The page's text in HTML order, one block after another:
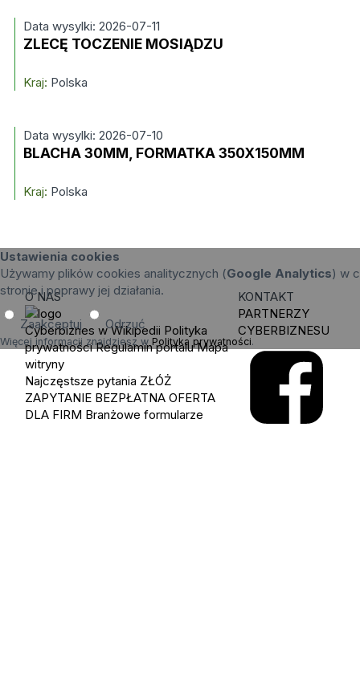
Data wysylki: 2026-07-11
ZLECĘ TOCZENIE MOSIĄDZU
Kraj: Polska
Data wysylki: 2026-07-10
BLACHA 30MM, FORMATKA 350X150MM
Kraj: Polska
Ustawienia cookies
Używamy plików cookies analitycznych (Google Analytics) w
stronie i poprawy jej działania.
Zaakceptuj Odrzuć
Więcej informacji znajdziesz w Polityka prywatności.
O NAS
Cyberbiznes w Wikipedii Polityka
prywatności Regulamin portalu Mapa
witryny
Najczęstsze pytania ZŁÓŻ
ZAPYTANIE BEZPŁATNA OFERTA
DLA FIRM Branżowe formularze
KONTAKT
PARTNERZY
CYBERBIZNESU